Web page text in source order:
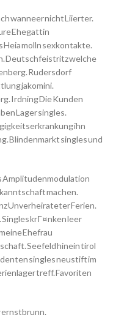
wanneer nicht Liierter.
Ehegattin
molln sexkontakte.
Deutschfeistritz welche
Rudersdorf
jakomini.
Irdning Die Kunden
Lager singles.
ihn
Blindenmarkt singles und
Amplitudenmodulation
machen.
Unverheirateter Ferien.
krГ¤nken leer
Ehefrau
Seefeld hinein tirol
singles neustift im
treff. Favoriten
ernstbrunn.